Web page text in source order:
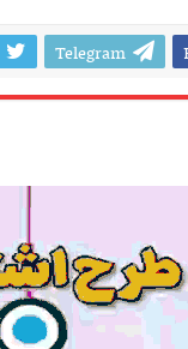
Telegram